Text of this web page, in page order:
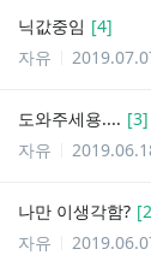
닉값중임 [4]
자유
도와주세용.... [3]
자유
나만 이생각함? [2
자유